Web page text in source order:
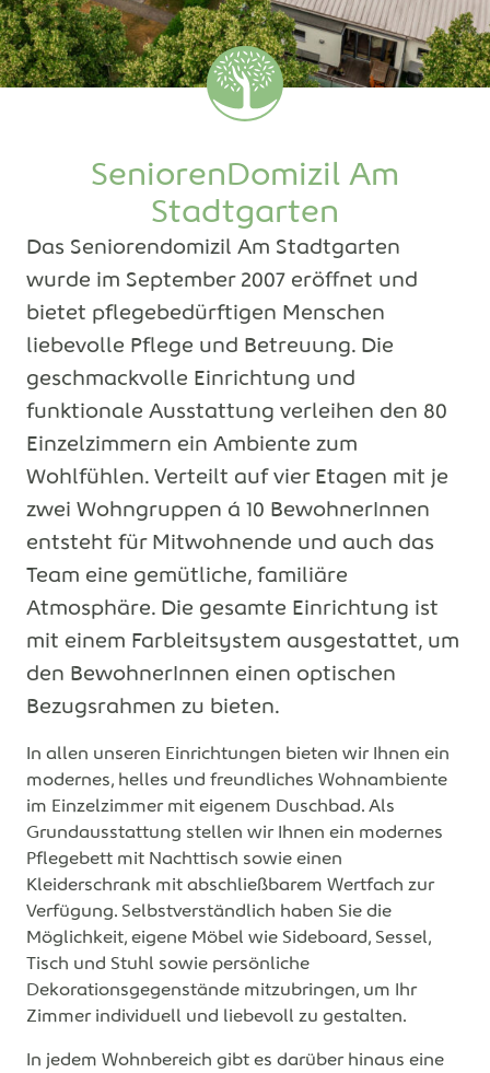
SeniorenDomizil Am
Stadtgarten
Das Seniorendomizil Am Stadtgarten
wurde im September 2007 eröffnet und
bietet pflegebedürftigen Menschen
liebevolle Pflege und Betreuung. Die
geschmackvolle Einrichtung und
funktionale Ausstattung verleihen den 80
Einzelzimmern ein Ambiente zum
Wohlfühlen. Verteilt auf vier Etagen mit je
zwei Wohngruppen á 10 BewohnerInnen
entsteht für Mitwohnende und auch das
Team eine gemütliche, familiäre
Atmosphäre. Die gesamte Einrichtung ist
mit einem Farbleitsystem ausgestattet, um
den BewohnerInnen einen optischen
Bezugsrahmen zu bieten.
In allen unseren Einrichtungen bieten wir Ihnen ein
modernes, helles und freundliches Wohnambiente
im Einzelzimmer mit eigenem Duschbad. Als
Grundausstattung stellen wir Ihnen ein modernes
Pflegebett mit Nachttisch sowie einen
Kleiderschrank mit abschließbarem Wertfach zur
Verfügung. Selbstverständlich haben Sie die
Möglichkeit, eigene Möbel wie Sideboard, Sessel,
Tisch und Stuhl sowie persönliche
Dekorationsgegenstände mitzubringen, um Ihr
Zimmer individuell und liebevoll zu gestalten.
In jedem Wohnbereich gibt es darüber hinaus eine